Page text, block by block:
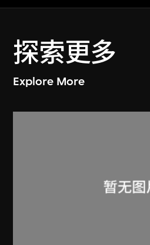
探索更多
Explore More